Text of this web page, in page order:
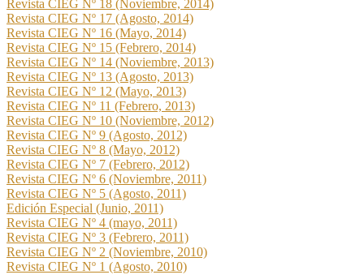
Revista CIEG Nº 1 (Agosto, 2010)
Revista CIEG Nº 2 (Noviembre, 2010)
Revista CIEG Nº 3 (Febrero, 2011)
Revista CIEG Nº 4 (mayo, 2011)
Edición Especial (Junio, 2011)
Revista CIEG Nº 5 (Agosto, 2011)
Revista CIEG Nº 6 (Noviembre, 2011)
Revista CIEG Nº 7 (Febrero, 2012)
Revista CIEG Nº 8 (Mayo, 2012)
Revista CIEG Nº 9 (Agosto, 2012)
Revista CIEG Nº 10 (Noviembre, 2012)
Revista CIEG Nº 11 (Febrero, 2013)
Revista CIEG Nº 12 (Mayo, 2013)
Revista CIEG Nº 13 (Agosto, 2013)
Revista CIEG Nº 14 (Noviembre, 2013)
Revista CIEG Nº 15 (Febrero, 2014)
Revista CIEG Nº 16 (Mayo, 2014)
Revista CIEG Nº 17 (Agosto, 2014)
Revista CIEG Nº 18 (Noviembre, 2014)